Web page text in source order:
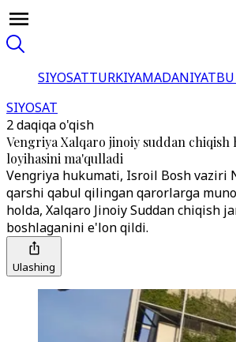
SIYOSATTURKIYAMADANIYAT
SIYOSAT
2 daqiqa o'qish
Vengriya Xalqaro jinoiy suddan chiqish
loyihasini ma'qulladi
Vengriya hukumati, Isroil Bosh vaziri
qarshi qabul qilingan qarorlarga
holda, Xalqaro Jinoiy Suddan chiqish
boshlaganini e'lon qildi.
Ulashing